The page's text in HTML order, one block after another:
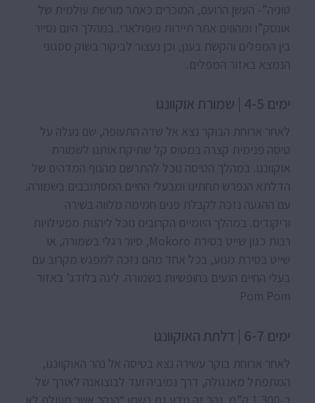
טוניה”- העשן הרועם, המוכרים כאתר מורשת עולמית של
אונסק”ו ומהווים אתר תיירות פופולארי. במהלך היום נסייר
בין המפלים והקשת בענן, וכן נעצור לביקור בשוק ססגוני
הנמצא באזור המפלים.
ימים 4-5 | שמורת אוקוונגו
לאחר ארוחת הבוקר נצא אל שדה התעופה, שם נעלה על
טיסה פנימית קצרה במטוס קל שתיקח אותנו לשמורת
אוקוונגו. במהלך הטיסה נוכל להתרשם מהנוף המדהים של
הדלתא הנפרש תחתינו ומבעלי החיים המסתובבים בשמורה.
עם ההגעה נזכה לקבלת פנים חמימה מלווה בשירה
וריקודים. במהלך היומיים הקרובים נוכל ליהנות מפעילויות
רבות כגון שייט בסירת Mokoro, סיור רגלי בשמורה, או
שייט בסירת מנוע, בכל אחד מהם נזכה למפגש מקרוב עם
בעלי החיים הנעים בחופשיות בשמורה. לינה בלודג’ באזור
Pom Pom
ימים 6-7 | דלתת האוקוונגו
לאחר ארוחת בוקר עשירה נצא בטיסה אל נהר האוקוונגו,
המתפתל מאנגולה, דרך נמיביה ועד לבוצואנה לאורך של